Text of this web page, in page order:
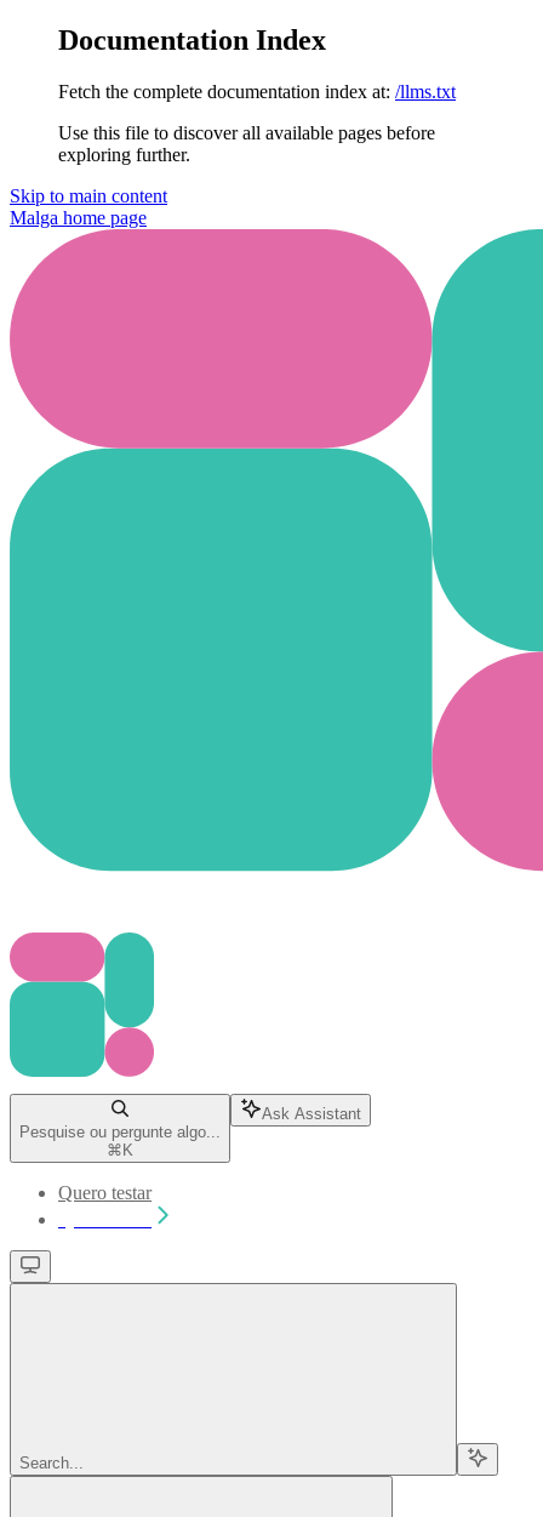
Documentation Index
Fetch the complete documentation index at: /llms.txt
Use this file to discover all available pages before
exploring further.
Skip to main content
Malga home page
Pesquise ou pergunte algo...
⌘ K
Ask Assistant
Quero testar
Search...